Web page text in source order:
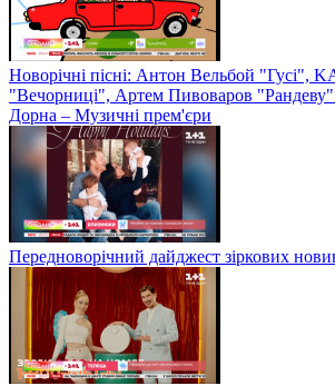
Новорічні пісні: Антон Вельбой "Гусі",
"Вечорниці", Артем Пивоваров "Рандеву"
Дорна – Музичні прем'єри
Передноворічний дайджест зіркових